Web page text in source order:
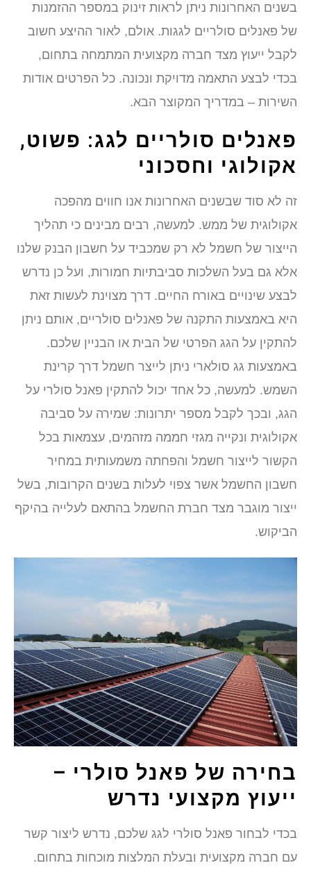
האחרונות ניתן לראות זינוק במספר ההזמנות
פאנלים סולריים לגגות. אולם, לאור ההיצע חשוב
ייעוץ מצד חברה מקצועית המתמחה בתחום,
לבצע התאמה מדויקת ונכונה. כל הפרטים אודות
– במדריך המקוצר הבא.
סולריים לגג: פשוט,
וחסכוני
לא סוד שבשנים האחרונות אנו חווים מהפכה
של ממש. למעשה, רבים מבינים כי תהליך
של חשמל לא רק שמכביד על חשבון הבנק שלנו
גם בעל השלכות סביבתיות חמורות, ועל כן נדרש
שינויים באורח החיים. דרך מצוינת לעשות זאת
באמצעות התקנה של פאנלים סולריים, אותם ניתן
על הגג הפרטי של הבית או הבניין שלכם.
גג סולארי ניתן לייצר חשמל דרך קרינת
למעשה, כל אחד יכול להתקין פאנל סולרי על
ובכך לקבל מספר יתרונות: שמירה על סביבה
ונקייה מגזי חממה מזהמים, עצמאות בכל
לייצור חשמל והפחתה משמעותית במחיר
החשמל אשר צפוי לעלות בשנים הקרובות, בשל
מוגבר מצד חברת החשמל בהתאם לעלייה בהיקף
של פאנל סולרי –
מקצועי נדרש
לבחור פאנל סולרי לגג שלכם, נדרש ליצור קשר
חברה מקצועית ובעלת המלצות מוכחות בתחום.